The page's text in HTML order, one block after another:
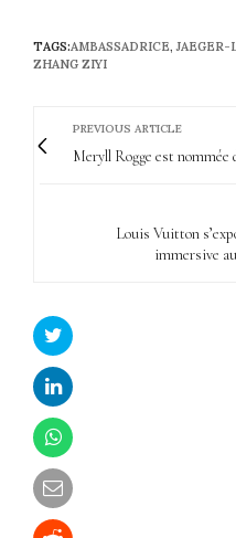
TAGS:AMBASSADRICE,JAEGER-
ZHANG ZIYI
PREVIOUS ARTICLE
Meryll Rogge est
Louis Vuitton
immersive